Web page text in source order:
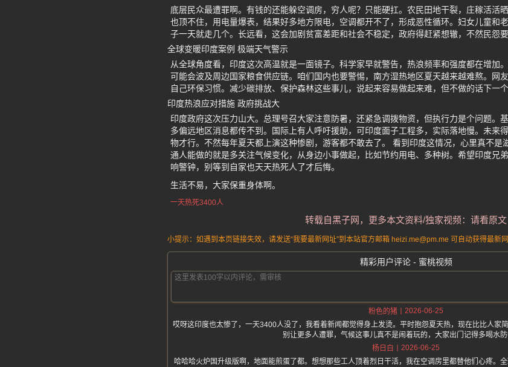
底层民众最遭罪啊。有钱的还能躲空调房，穷人呢？只能硬扛。农民田地干裂，庄稼活活
也顶不住，用电量爆表，结果好多地方限电，空调都开不了，形成恶性循环。妇女儿童和
子一天就走几个。长远看，这会加剧贫富差距和社会不稳定，政府得赶紧想辙，不然民怨要
全球变暖印度案例 极端天气警示
从全球角度看，印度这次高温就是一面镜子。科学家早就警告，热浪频率和强度都在增加
可能会波及周边国家粮食供应链。咱们国内也要警惕，南方湿热地区夏天越来越难熬。网
自己环保习惯。减少碳排放、保护森林这些事儿，说起来容易做起来难，但不做的话下一
印度热浪应对措施 政府挑战大
印度政府这次压力山大。总理号召大家注意防暑，还紧急调拨物资，但执行力是个问题。
多偏远地区消息都传不到。国际上有人呼吁援助，可印度面子工程多，实际落地慢。未来
物才行。不然每年夏天都上演这种惨剧，游客都不敢去了。 看到印度这情况，心里真不是
通人能做的就是多关注气候变化，从身边小事做起，比如节约用电、多种树。希望印度兄
响警钟，别等到自家也天天热死人了才后悔。
生活不易，大家保重身体啊。
一天热死3400人
转载自黑子网，更多本文资料/独家视频：请看原文
小提示：如遇到本页链接失效，请发送“我要最新网址”到本站官方邮箱 heizi.me@pm.me 可自动获得最新
精彩用户评论 - 蜜桃视频
粉色的猪
2026-06-25
哎呀这印度也太惨了，一天3400人没了，我看着新闻都觉得身上发烫。平时抱怨夏天热，现在比比人家
别让更多人遭罪，气候这事儿真不是闹着玩的，大家出门记得多喝水防
杨日白
2026-06-25
哈哈哈火炉国升级版啊，地面能煎蛋了都。想想那些工人顶着烈日干活，我在空调房里都替他们心疼。